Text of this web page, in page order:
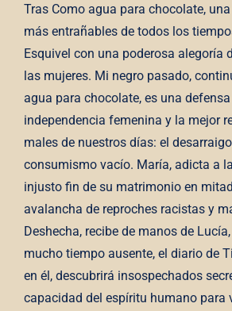
Tras Como agua para chocolate,
más entrañables de todos los
Esquivel con una poderosa alegoría
las mujeres. Mi negro pasado,
agua para chocolate, es una
independencia femenina y la mejor
males de nuestros días: el
consumismo vacío. María, adicta a
injusto fin de su matrimonio en
avalancha de reproches racistas y
Deshecha, recibe de manos de
mucho tiempo ausente, el diario de
en él, descubrirá insospechados
capacidad del espíritu humano para